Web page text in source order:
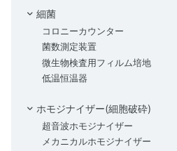
細菌
コロニーカウンター
菌数測定装置
微生物検査用フィルム培地
低温恒温器
ホモジナイザー(細胞破砕)
超音波ホモジナイザー
メカニカルホモジナイザー